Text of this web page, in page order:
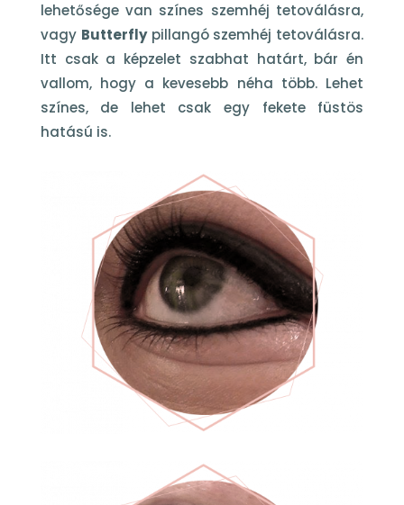
lehetősége van színes szemhéj tetoválásra,
vagy Butterflypillangó szemhéj tetoválásra.
Itt csak a képzelet szabhat határt, bár én
vallom, hogy a kevesebb néha több. Lehet
színes, de lehet csak egy fekete füstös
hatású is.